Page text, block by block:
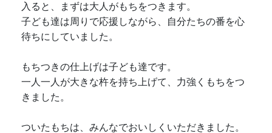
入ると、まずは大人がもちをつきます。
子ども達は周りで応援しながら、自分たちの番を心
待ちにしていました。
もちつきの仕上げは子ども達です。
一人一人が大きな杵を持ち上げて、力強くもちをつ
きました。
ついたもちは、みんなでおいしくいただきました。